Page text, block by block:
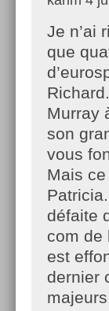
Je n’ai
que
Murray
son
vous
Mais
défaite
com de
est
dernier